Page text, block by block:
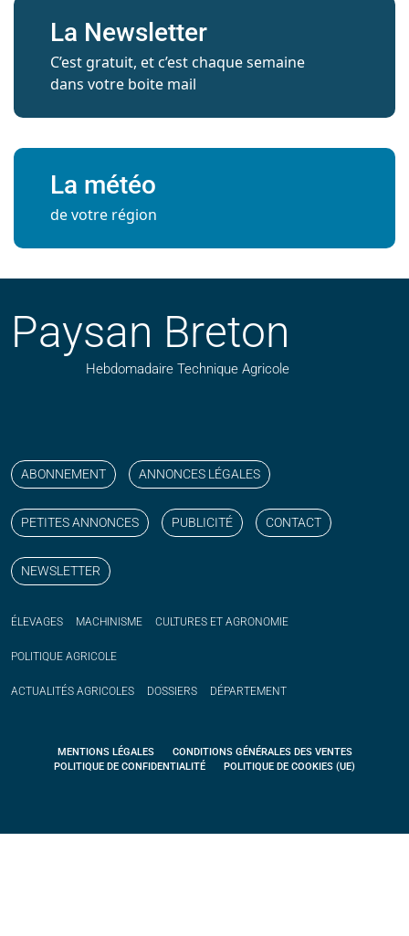
La Newsletter
C’est gratuit, et c’est chaque semaine
dans votre boite mail
La météo
de votre région
Paysan Breton
Hebdomadaire Technique Agricole
ABONNEMENT ANNONCES LÉGALES
PETITES ANNONCES PUBLICITÉ CONTACT
NEWSLETTER
ÉLEVAGES MACHINISME CULTURES ET AGRONOMIE
POLITIQUE AGRICOLE
ACTUALITÉS AGRICOLES DOSSIERS DÉPARTEMENT
MENTIONS LÉGALES
CONDITIONS GÉNÉRALES DES VENTES
POLITIQUE DE CONFIDENTIALITÉ
POLITIQUE DE COOKIES (UE)